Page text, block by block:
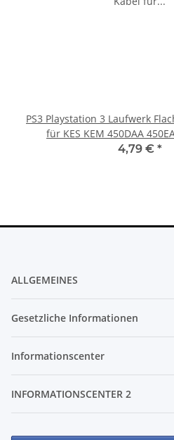
PS3 Playstation 3 Laufwerk
für KES KEM 450DAA
4,79 € *
ALLGEMEINES
Gesetzliche Informationen
Informationscenter
INFORMATIONSCENTER 2